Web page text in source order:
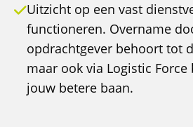
Uitzicht op een vast
functioneren. Overname
opdrachtgever behoort tot
maar ook via Logistic
jouw betere baan.